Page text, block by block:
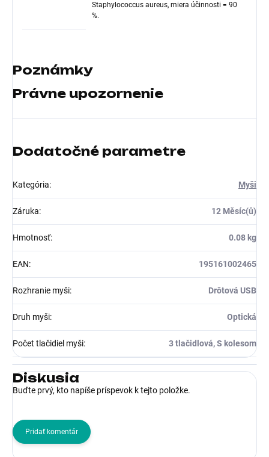
Staphylococcus aureus, miera účinnosti = 90
%.
Poznámky
Právne upozornenie
Dodatočné parametre
Kategória: Myši
Záruka: 12 Měsíc(ů)
Hmotnosť: 0.08 kg
EAN: 195161002465
Rozhranie myši: Drôtová USB
Druh myši: Optická
Počet tlačidiel myši: 3 tlačidlová, S kolesom
Diskusia
Buďte prvý, kto napíše príspevok k tejto položke.
Pridať komentár